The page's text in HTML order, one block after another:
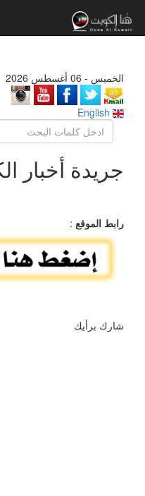
الخميس - 06 أغسطس 2026
جريدة أخبار
رابط الموقع :
شارك برأيك